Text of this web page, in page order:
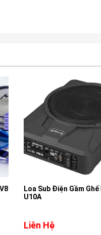
Loa Sub Điện Gầm Ghế
U10A
Liên Hệ